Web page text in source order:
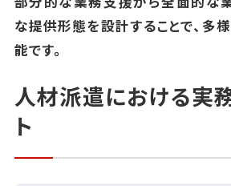
な提供形態を設計することで、多
能です。
人材派遣における実
ト